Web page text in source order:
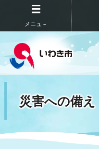
メニュ－
災害への備え